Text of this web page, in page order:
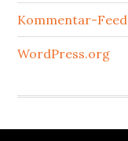
Kommentar-Feed
WordPress.org